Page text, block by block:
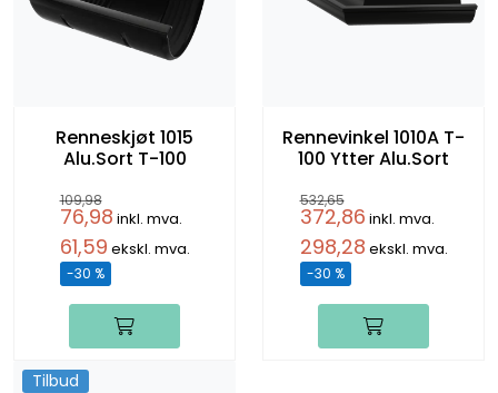
Renneskjøt 1015
Alu.Sort T-100
109,98
76,98 inkl. mva.
61,59 ekskl. mva.
-30 %
Rennevinkel 1010A T-
100 Ytter Alu.Sort
532,65
372,86 inkl. mva.
298,28 ekskl. mva.
-30 %
Tilbud